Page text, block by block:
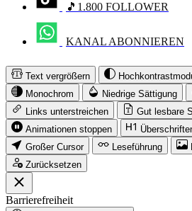
🎵1.800 FOLLOWER
KANAL ABONNIEREN
Text vergrößern
Monochrom
Niedrige Sättigung
Links unterstreichen
Gut lesbare
Animationen stoppen
Großer Cursor
Leseführung
Zurücksetzen
Barrierefreiheit